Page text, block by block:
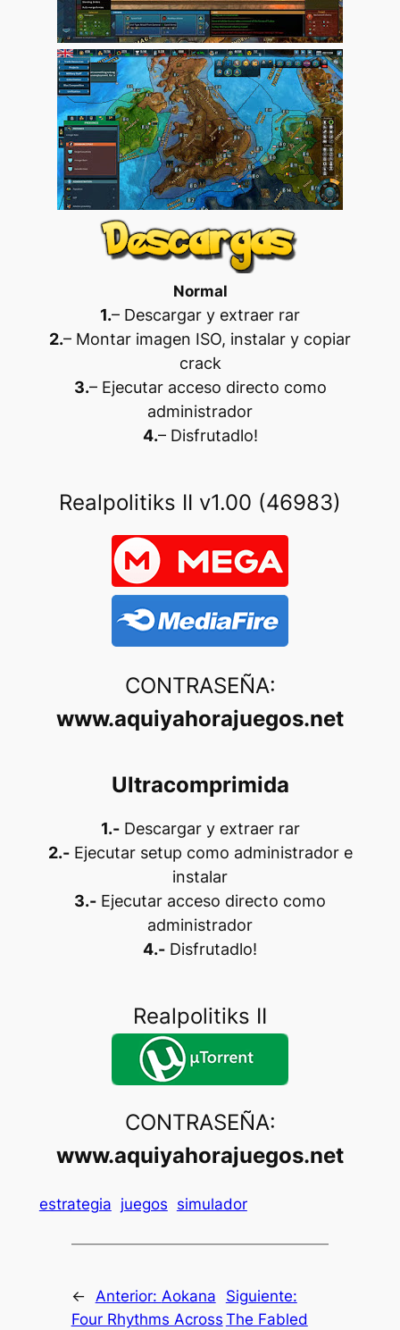
Normal
1.– Descargar y extraer rar
2.– Montar imagen ISO, instalar y copiar
crack
3.– Ejecutar acceso directo como
administrador
4.– Disfrutadlo!
Realpolitiks II v1.00 (46983)
CONTRASEÑA:
www.aquiyahorajuegos.net
Ultracomprimida
1.-Descargar y extraer rar
2.-Ejecutar setup como administrador e
instalar
3.- Ejecutar acceso directo como
administrador
4.- Disfrutadlo!
Realpolitiks II
CONTRASEÑA:
www.aquiyahorajuegos.net
estrategia juegos simulador
← Anterior: Aokana
Four Rhythms Across
Siguiente:
The Fabled